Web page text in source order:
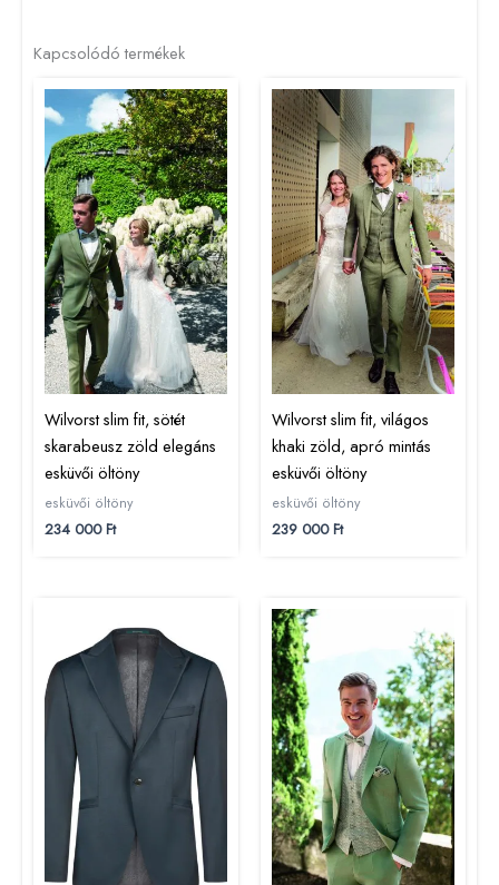
Kapcsolódó termékek
Wilvorst slim fit, sötét
skarabeusz zöld elegáns
esküvői öltöny
esküvői öltöny
234 000Ft
Wilvorst slim fit, világos
khaki zöld, apró mintás
esküvői öltöny
esküvői öltöny
239 000Ft